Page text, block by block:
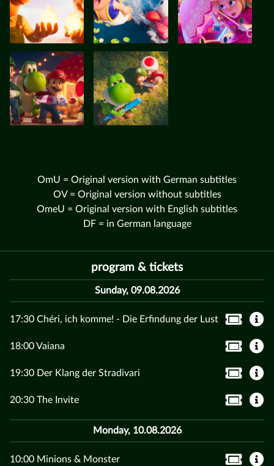
OmU = Original version with German subtitles
OV = Original version without subtitles
OmeU = Original version with English subtitles
DF = in German language
program & tickets
Sunday, 09.08.2026
17:30 Chéri, ich komme! - Die Erfindung der Lust
18:00 Vaiana
19:30 Der Klang der Stradivari
20:30 The Invite
Monday, 10.08.2026
10:00 Minions & Monster